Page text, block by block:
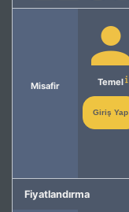
Misafir Temel
Giriş Yap
Fiyatlandırma